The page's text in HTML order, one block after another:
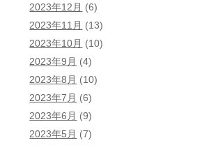
2023年12月 (6)
2023年11月 (13)
2023年10月 (10)
2023年9月 (4)
2023年8月 (10)
2023年7月 (6)
2023年6月 (9)
2023年5月 (7)